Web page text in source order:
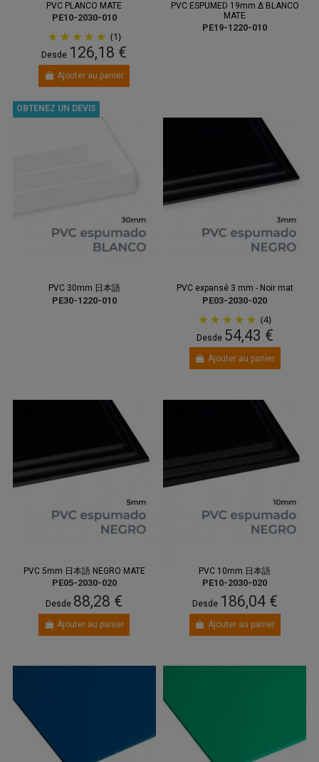
PVC PLANCO MATE
PE10-2030-010
(1)
Desde 126,18 €
Ajouter au panier
PVC ESPUMED 19mm Δ BLANCO
MATE
PE19-1220-010
OBTENEZ UN DEVIS
PVC 30mm 日本語
PE30-1220-010
PVC expansé 3 mm - Noir mat
PE03-2030-020
(4)
Desde 54,43 €
Ajouter au panier
PVC 5mm 日本語 NEGRO MATE
PE05-2030-020
Desde 88,28 €
Ajouter au panier
PVC 10mm 日本語
PE10-2030-020
Desde 186,04 €
Ajouter au panier